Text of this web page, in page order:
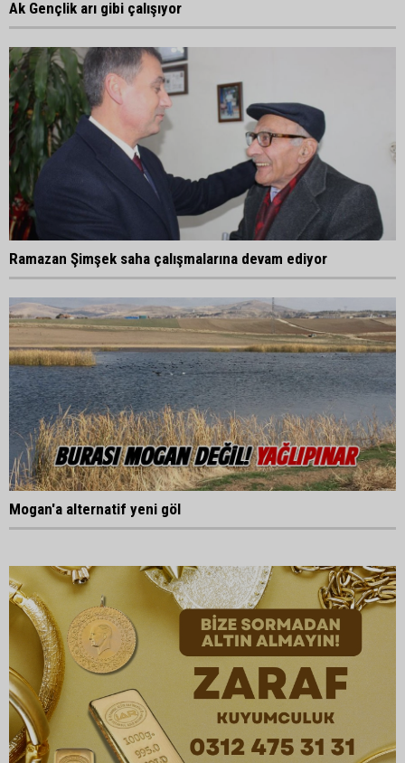
Ak Gençlik arı gibi çalışıyor
Ramazan Şimşek saha çalışmalarına devam ediyor
Mogan'a alternatif yeni göl